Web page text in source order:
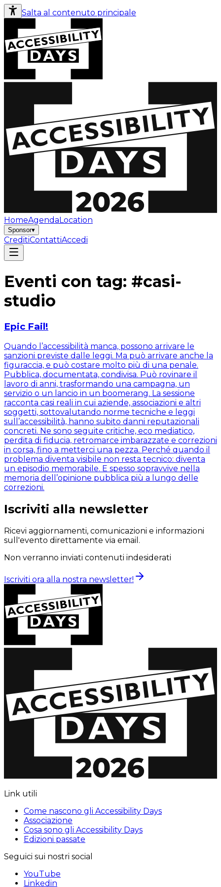
Salta al contenuto principale
HomeAgenda Location
Sponsor▾
CreditiContattiAccedi
Eventi con tag: #casi-
studio
Epic Fail!
Quando l’accessibilità manca, possono arrivare le
sanzioni previste dalle leggi. Ma può arrivare anche la
figuraccia, e può costare molto più di una penale.
Pubblica, documentata, condivisa. Può rovinare il
lavoro di anni, trasformando una campagna, un
servizio o un lancio in un boomerang. La sessione
racconta casi reali in cui aziende, associazioni e altri
soggetti, sottovalutando norme tecniche e leggi
sull’accessibilità, hanno subito danni reputazionali
concreti. Ne sono seguite critiche, eco mediatico,
perdita di fiducia, retromarce imbarazzate e correzioni
in corsa, fino a metterci una pezza. Perché quando il
problema diventa visibile non resta tecnico: diventa
un episodio memorabile. E spesso sopravvive nella
memoria dell’opinione pubblica più a lungo delle
correzioni.
Iscriviti alla newsletter
Ricevi aggiornamenti, comunicazioni e informazioni
sull'evento direttamente via email.
Non verranno inviati contenuti indesiderati
Iscriviti ora alla nostra newsletter!
Link utili
Come nascono gli Accessibility Days
Associazione
Cosa sono gli Accessibility Days
Edizioni passate
Seguici sui nostri social
YouTube
Linkedin